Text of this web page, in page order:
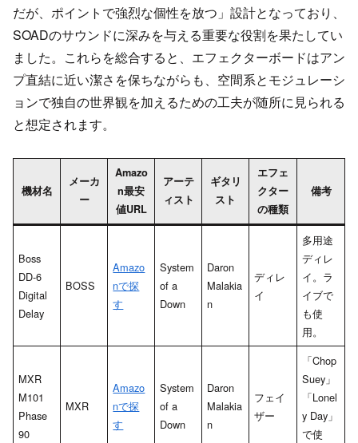
だが、ポイントで強烈な個性を放つ」設計となっており、
SOADのサウンドに深みを与える重要な役割を果たしてい
ました。これらを総合すると、エフェクターボードはアン
プ直結に近い潔さを保ちながらも、空間系とモジュレーシ
ョンで独自の世界観を加えるための工夫が随所に見られる
と想定されます。
機材名
メーカ
ー
Amazo
n最安
値URL
アーテ
ィスト
ギタリ
スト
エフェ
クター
の種類
備考
Boss
DD-6
Digital
Delay
BOSS
Amazo
nで探
す
System
of a
Down
Daron
Malakia
n
ディレ
イ
多用途
ディレ
イ。ラ
イブで
も使
用。
MXR
M101
Phase
90
MXR
Amazo
nで探
す
System
of a
Down
Daron
Malakia
n
フェイ
ザー
「Chop
Suey」
「Lonel
y Day」
で使